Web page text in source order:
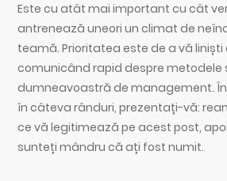
Este cu atât mai important cu cât
antrenează uneori un climat de
teamă. Prioritatea este de a vă liniști
comunicând rapid despre metodele
dumneavoastră de management.
în câteva rânduri, prezentați-vă:
ce vă legitimează pe acest post,
sunteți mândru că ați fost numit.